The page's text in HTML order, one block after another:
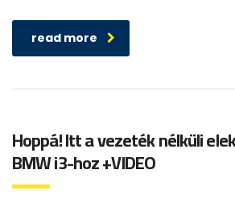
read more
Hoppá! Itt a vezeték nélküli
BMW i3-hoz +VIDEO